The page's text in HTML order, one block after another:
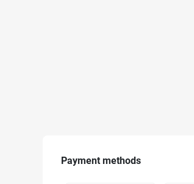
Payment methods